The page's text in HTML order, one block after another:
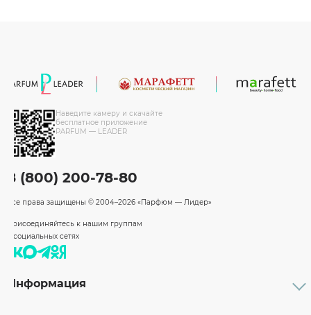
Наведите камеру и скачайте
бесплатное приложение
PARFUM — LEADER
8 (800) 200-78-80
Все права защищены © 2004–2026 «Парфюм — Лидер»
Присоединяйтесь к нашим группам
в социальных сетях
Информация